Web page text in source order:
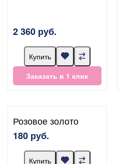
2 360 руб.
Купить
Заказать в 1 клик
Розовое золото
180 руб.
Купить